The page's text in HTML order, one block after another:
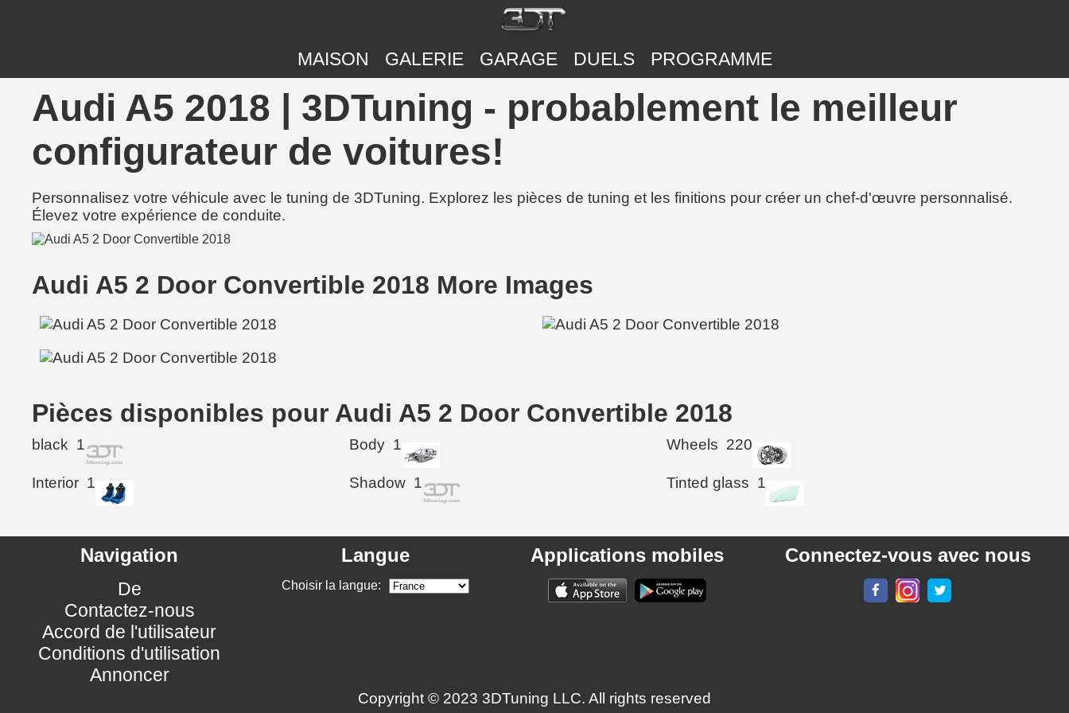
MAISON GALERIE GARAGE DUELS PROGRAMME
Audi A5 2018 | 3DTuning - probablement le meilleur
configurateur de voitures!
Personnalisez votre véhicule avec le tuning de 3DTuning. Explorez les pièces de tuning et les finitions pour créer un chef-d'œuvre personnalisé.
Élevez votre expérience de conduite.
Audi A5 2 Door Convertible 2018 More Images
Pièces disponibles pour Audi A5 2 Door Convertible 2018
black 1 Body 1 Wheels 220
Interior 1 Shadow 1 Tinted glass 1
Navigation
De
Contactez-nous
Accord de l'utilisateur
Conditions d'utilisation
Annoncer
Langue
Choisir la langue:
Applications mobiles Connectez-vous avec nous
Copyright © 2023 3DTuning LLC. All rights reserved